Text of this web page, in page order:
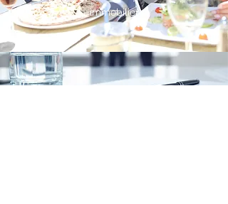
immobilier